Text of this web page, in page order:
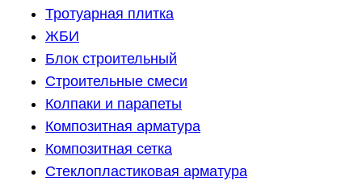
Тротуарная плитка
ЖБИ
Блок строительный
Строительные смеси
Колпаки и парапеты
Композитная арматура
Композитная сетка
Стеклопластиковая арматура